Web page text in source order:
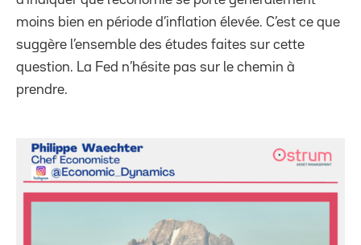
moins bien en période d’inflation élevée. C’est ce que
suggère l’ensemble des études faites sur cette
question. La Fed n’hésite pas sur le chemin à
prendre.